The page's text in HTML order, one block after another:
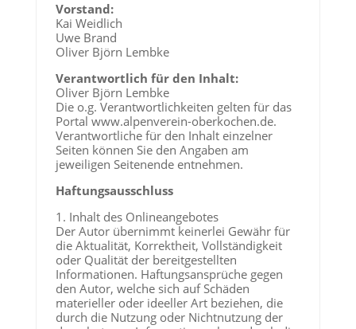
Vorstand:
Kai Weidlich
Uwe Brand
Oliver Björn Lembke
Verantwortlich für den Inhalt:
Oliver Björn Lembke
Die o.g. Verantwortlichkeiten gelten für das
Portal www.alpenverein-oberkochen.de.
Verantwortliche für den Inhalt einzelner
Seiten können Sie den Angaben am
jeweiligen Seitenende entnehmen.
Haftungsausschluss
1. Inhalt des Onlineangebotes
Der Autor übernimmt keinerlei Gewähr für
die Aktualität, Korrektheit, Vollständigkeit
oder Qualität der bereitgestellten
Informationen. Haftungsansprüche gegen
den Autor, welche sich auf Schäden
materieller oder ideeller Art beziehen, die
durch die Nutzung oder Nichtnutzung der